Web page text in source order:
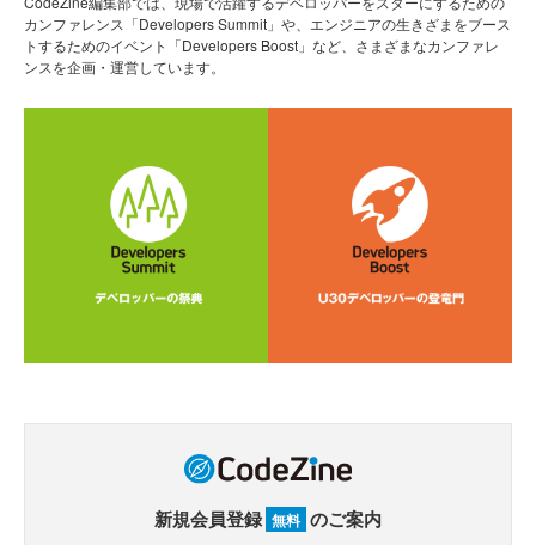
カンファレンス「Developers Summit」や、エンジニアの生きざまをブース
トするためのイベント「Developers Boost」など、さまざまなカンファレ
ンスを企画・運営しています。
新規会員登録 無料 のご案内